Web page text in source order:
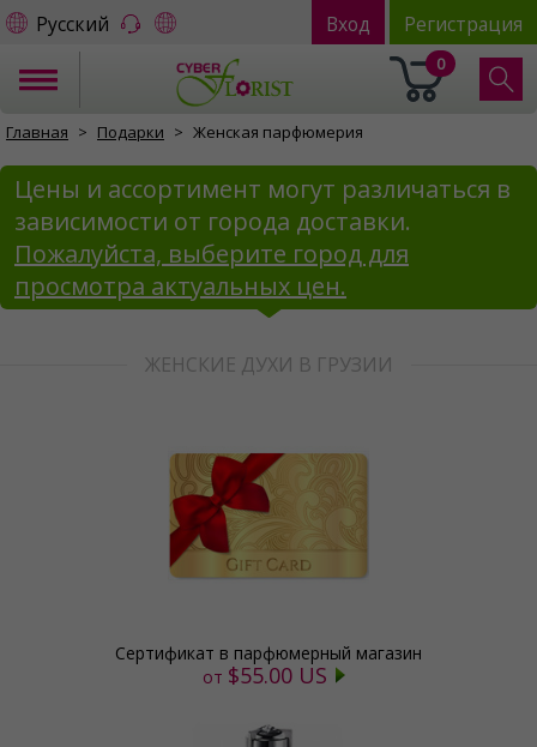
Русский Вход Регистрация
0
Главная Подарки Женская парфюмерия
Цены и ассортимент могут различаться в
зависимости от города доставки.
Пожалуйста, выберите город для
просмотра актуальных цен.
ЖЕНСКИЕ ДУХИ В ГРУЗИИ
Сертификат в парфюмерный магазин
от $55.00 US